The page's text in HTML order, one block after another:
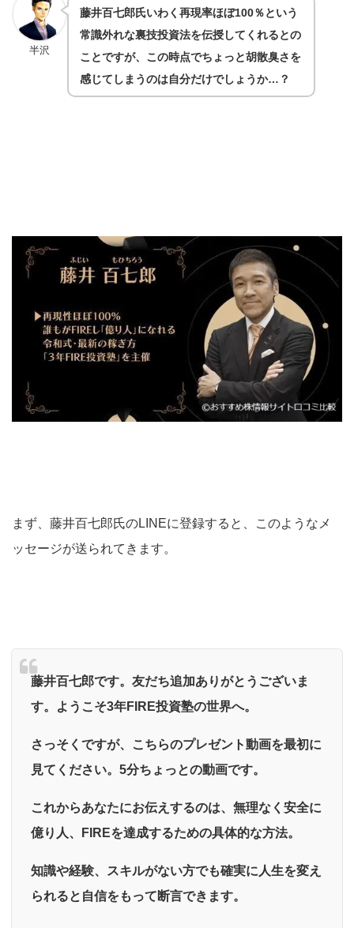
半沢
藤井百七郎氏いわく再現率ほぼ100％という
常識外れな裏技投資法を伝授してくれるとの
ことですが、この時点でちょっと胡散臭さを
感じてしまうのは自分だけでしょうか…？
まず、藤井百七郎氏のLINEに登録すると、このようなメ
ッセージが送られてきます。
藤井百七郎です。友だち追加ありがとうございま
す。ようこそ3年FIRE投資塾の世界へ。
さっそくですが、こちらのプレゼント動画を最初に
見てください。5分ちょっとの動画です。
これからあなたにお伝えするのは、無理なく安全に
億り人、FIREを達成するための具体的な方法。
知識や経験、スキルがない方でも確実に人生を変え
られると自信をもって断言できます。